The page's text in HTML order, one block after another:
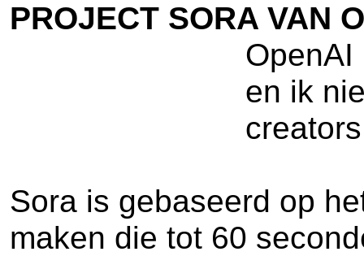
PROJECT SORA VAN
en ik
Sora is gebaseerd op
maken die tot 60